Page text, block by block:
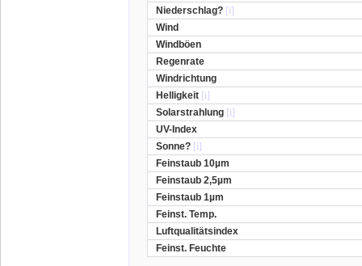
Niederschlag? [i]
Wind
Windböen
Regenrate
Windrichtung
Helligkeit [i]
Solarstrahlung [i]
UV-Index
Sonne? [i]
Feinstaub 10µm
Feinstaub 2,5µm
Feinstaub 1µm
Feinst. Temp.
Luftqualitätsindex
Feinst. Feuchte